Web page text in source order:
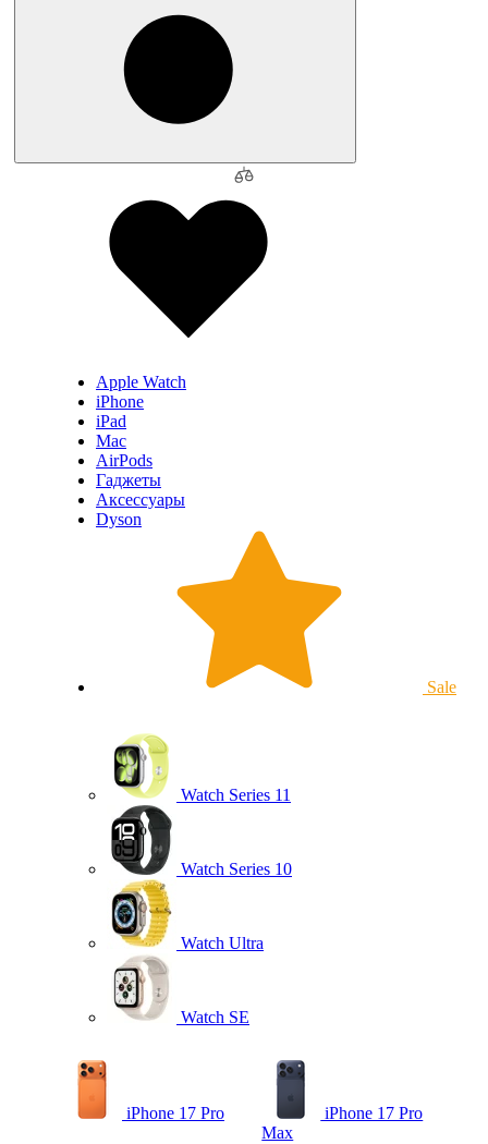
Apple Watch
iPhone
iPad
Mac
AirPods
Гаджеты
Аксессуары
Dyson
Sale
Watch Series 11
Watch Series 10
Watch Ultra
Watch SE
iPhone 17 Pro
iPhone 17 Pro
Max